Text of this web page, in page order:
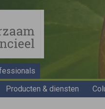
Producten & diensten